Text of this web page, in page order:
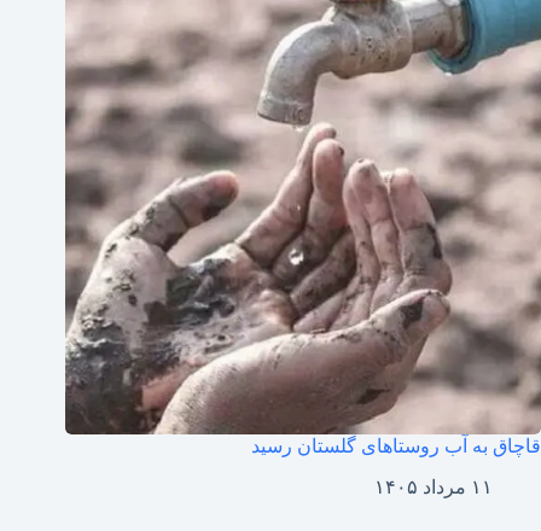
قاچاق به آب روستاهای گلستان رسید
۱۱ مرداد ۱۴۰۵